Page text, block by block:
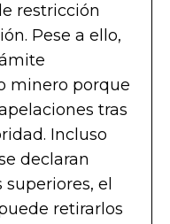
restricción
Pese a ello,
minero porque
tras
Incluso
declaran
el
retirarlos